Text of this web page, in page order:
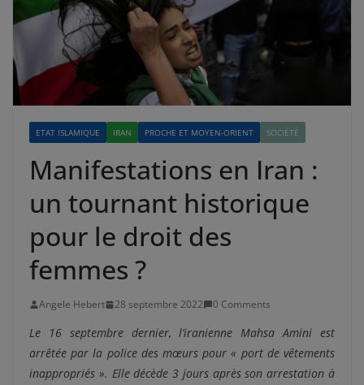
ETAT ISLAMIQUE IRAN PROCHE ET MOYEN-ORIENT SOCIÉTÉ
Manifestations en Iran :
un tournant historique
pour le droit des
femmes ?
Angele Hebert 28 septembre 2022 0 Comments
Le 16 septembre dernier, l’iranienne Mahsa Amini est
arrêtée par la police des mœurs pour « port de vêtements
inappropriés ». Elle décède 3 jours après son arrestation à